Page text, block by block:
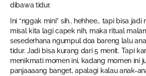
dibawa tidur.
Ini “nggak mini” sih.. hehhee… tapi bisa
misal kita lagi capek nih, maka ritual
sesederhana ngumpul doa bareng lalu
tidur. Jadi bisa kurang dari 5 menit. Tapi
menikmati momen ini, kadang momen ini
panjaaaang banget, apalagi kalau anak-